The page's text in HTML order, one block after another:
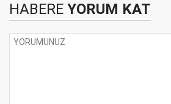
HABERE YORUM KAT